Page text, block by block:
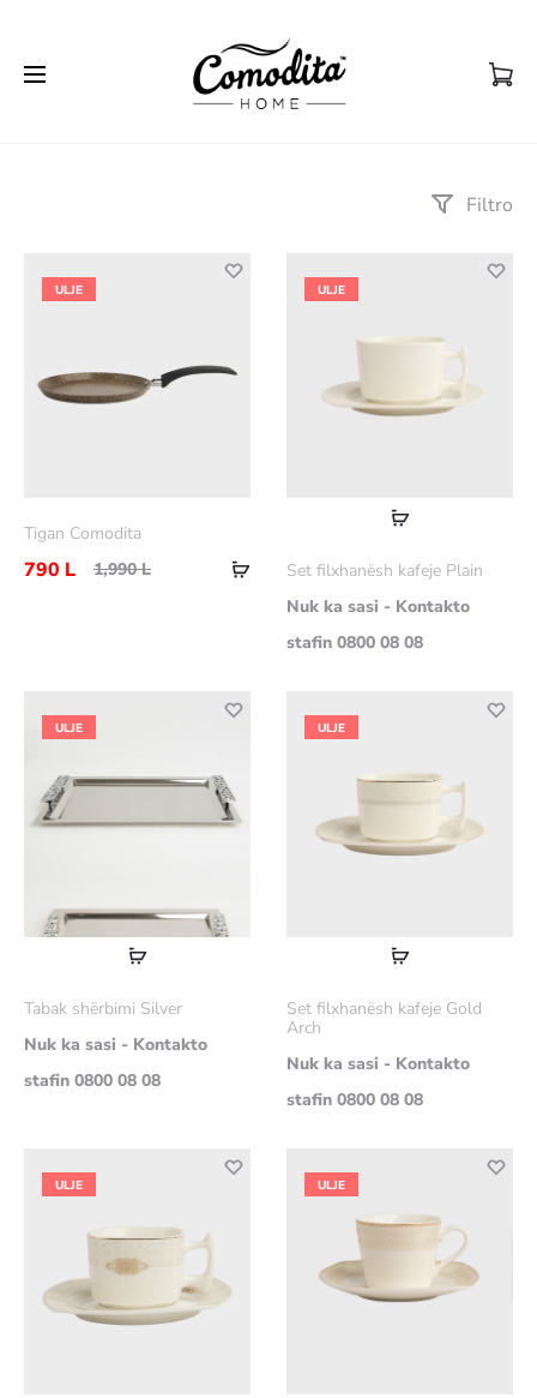
Filtro
ULJE
Shtoje
shportë
Tigan Comodita
1,990L
790 L
ULJE
Lexoni
shumë
Set filxhanësh kafeje Plain
Nuk ka sasi - Kontakto
stafin 0800 08 08
ULJE
Lexoni
Tabak shërbimi Silver
Nuk ka sasi - Kontakto
stafin 0800 08 08
ULJE
Lexoni
Set filxhanësh kafeje Gold
Arch
Nuk ka sasi - Kontakto
stafin 0800 08 08
ULJE ULJE